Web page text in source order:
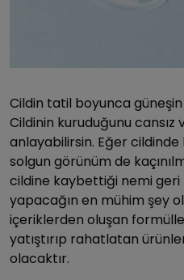
Cildin tatil boyunca
Cildinin kuruduğunu
anlayabilirsin. Eğer
solgun görünüm de
cildine kaybettiği nemi geri
yapacağın en mühim şey
içeriklerden oluşan
yatıştırıp rahatlatan
olacaktır.